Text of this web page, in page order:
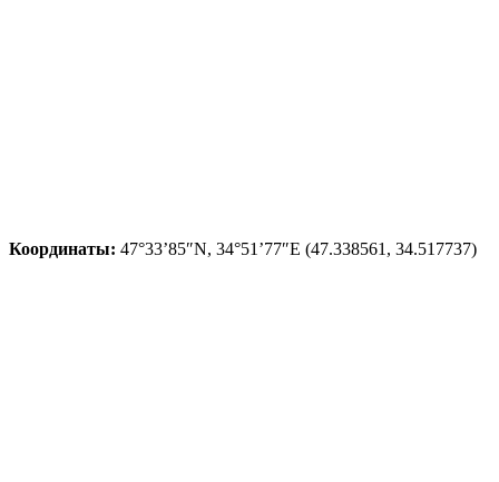
Координаты: 47°33’85″N, 34°51’77″E (47.338561, 34.517737)